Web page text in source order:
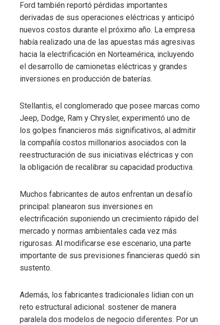
Ford también reportó pérdidas importantes
derivadas de sus operaciones eléctricas y anticipó
nuevos costos durante el próximo año. La empresa
había realizado una de las apuestas más agresivas
hacia la electrificación en Norteamérica, incluyendo
el desarrollo de camionetas eléctricas y grandes
inversiones en producción de baterías.
Stellantis, el conglomerado que posee marcas como
Jeep, Dodge, Ram y Chrysler, experimentó uno de
los golpes financieros más significativos, al admitir
la compañía costos millonarios asociados con la
reestructuración de sus iniciativas eléctricas y con
la obligación de recalibrar su capacidad productiva.
Muchos fabricantes de autos enfrentan un desafío
principal: planearon sus inversiones en
electrificación suponiendo un crecimiento rápido del
mercado y normas ambientales cada vez más
rigurosas. Al modificarse ese escenario, una parte
importante de sus previsiones financieras quedó sin
sustento.
Además, los fabricantes tradicionales lidian con un
reto estructural adicional: sostener de manera
paralela dos modelos de negocio diferentes. Por un